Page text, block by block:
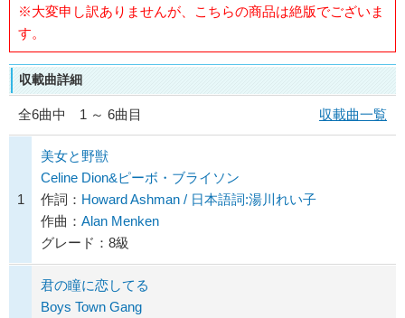
※大変申し訳ありませんが、こちらの商品は絶版でございま
す。
収載曲詳細
全6曲中 1 ～ 6曲目 収載曲一覧
1
美女と野獣
Celine Dion&ピーボ・ブライソン
作詞： Howard Ashman / 日本語詞:湯川れい子
作曲： Alan Menken
グレード：8級
君の瞳に恋してる
Boys Town Gang